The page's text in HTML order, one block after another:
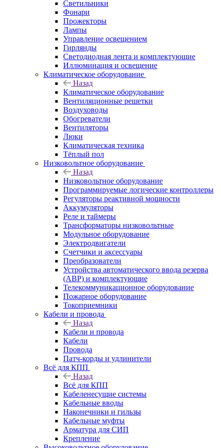
Светильники
Фонари
Прожекторы
Лампы
Управление освещением
Гирлянды
Светодиодная лента и комплектующие
Иллюминация и освещение
Климатическое оборудование
Назад
Климатическое оборудование
Вентиляционные решетки
Воздуховоды
Обогреватели
Вентиляторы
Люки
Климатическая техника
Тёплый пол
Низковольтное оборудование
Назад
Низковольтное оборудование
Программируемые логические контроллеры
Регуляторы реактивной мощности
Аккумуляторы
Реле и таймеры
Трансформаторы низковольтные
Модульное оборудование
Электродвигатели
Счетчики и аксессуары
Преобразователи
Устройства автоматического ввода резерва
(АВР) и комплектующие
Телекоммуникационное оборудование
Пожарное оборудование
Токоприемники
Кабели и провода
Назад
Кабели и провода
Кабели
Провода
Патч-корды и удлинители
Всё для КПП
Назад
Всё для КПП
Кабеленесущие системы
Кабельные вводы
Наконечники и гильзы
Кабельные муфты
Арматура для СИП
Крепление